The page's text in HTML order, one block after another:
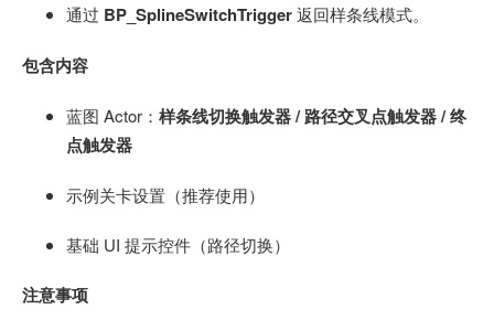
通过 BP_SplineSwitchTrigger返回样条线模式。
包含内容
蓝图 Actor： 样条线切换触发器 / 路径交叉点触发器 / 终
点触发器
示例关卡设置（推荐使用）
基础 UI 提示控件（路径切换）
注意事项